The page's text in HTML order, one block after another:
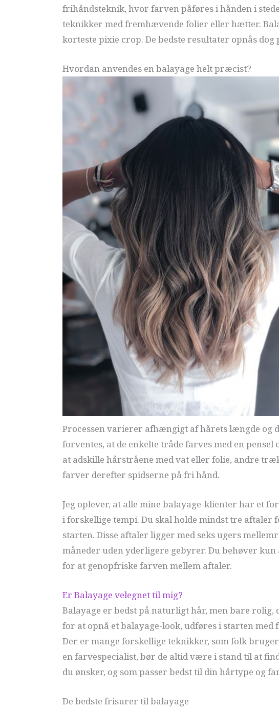
frihåndsteknik, hvor farven påføres i hånden i
teknikker med fremhævende folier eller hætter.
korteste pixie crop. De bedste resultater opnås
Hvordan anvendes en balayage helt præcist?
Processen varierer afhængigt af hårets længde og
forventes, at de enkelte tråde farves med en
at adskille hårstråene med vat eller folie, andre
farver derefter spidserne på fri hånd.
Jeg oplever, at alle mine balayage-klienter har et
i forskellige tempi. Du skal holde mindst tre
starten. Disse aftaler ligger med seks ugers
måneder uden yderligere gebyrer. Du behøver
for at genopfriske farven mellem aftaler.
Er Balayage velegnet til mig?
Balayage er bedst på naturligt hår, men bare rolig,
for at opnå et balayage-look, udføres i starten
Der er mange forskellige teknikker, som folk
en farvespecialist, bør de altid være i stand til at
du ønsker, og som passer bedst til din hårtype og
De bedste frisurer til balayage